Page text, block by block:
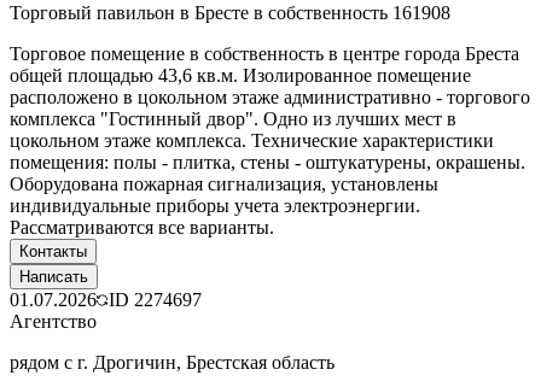
Торговый павильон в Бресте в собственность 161908
Торговое помещение в собственность в центре города Бреста
общей площадью 43,6 кв.м. Изолированное помещение
расположено в цокольном этаже административно - торгового
комплекса "Гостинный двор". Одно из лучших мест в
цокольном этаже комплекса. Технические характеристики
помещения: полы - плитка, стены - оштукатурены, окрашены.
Оборудована пожарная сигнализация, установлены
индивидуальные приборы учета электроэнергии.
Рассматриваются все варианты.
Контакты
Написать
01.07.2026 ID 2274697
Агентство
рядом с г. Дрогичин, Брестская область